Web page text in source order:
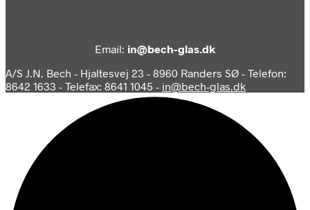
Email: in@bech-glas.dk
A/S J.N. Bech - Hjaltesvej 23 - 8960 Randers SØ - Telefon:
8642 1633 - Telefax: 8641 1045 - in@bech-glas.dk